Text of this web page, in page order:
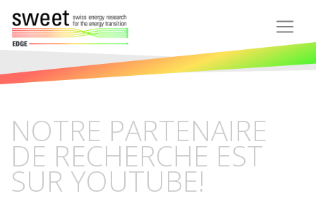
NOTRE PARTENAIRE
DE RECHERCHE EST
SUR YOUTUBE!